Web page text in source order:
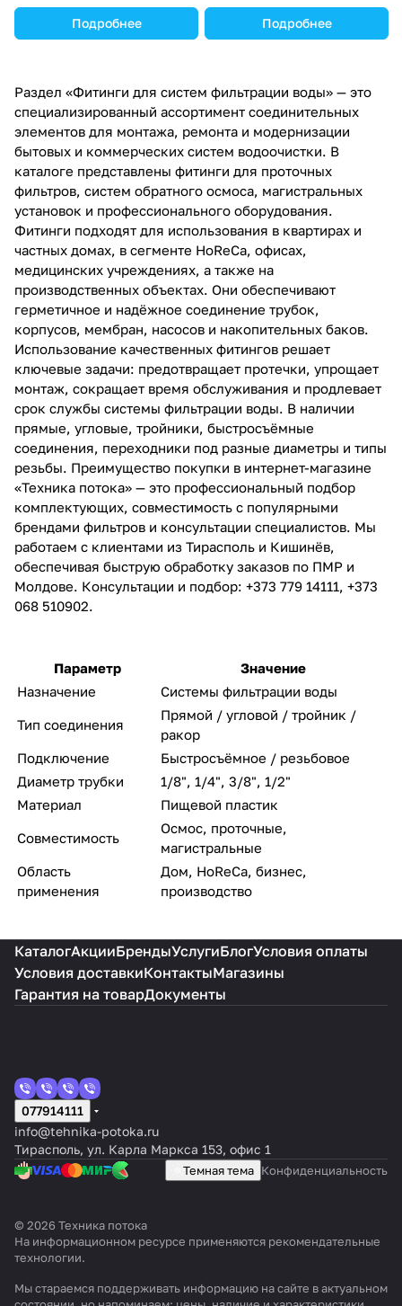
Подробнее Подробнее
Раздел «Фитинги для систем фильтрации воды» — это
специализированный ассортимент соединительных
элементов для монтажа, ремонта и модернизации
бытовых и коммерческих систем водоочистки. В
каталоге представлены фитинги для проточных
фильтров, систем обратного осмоса, магистральных
установок и профессионального оборудования.
Фитинги подходят для использования в квартирах и
частных домах, в сегменте HoReCa, офисах,
медицинских учреждениях, а также на
производственных объектах. Они обеспечивают
герметичное и надёжное соединение трубок,
корпусов, мембран, насосов и накопительных баков.
Использование качественных фитингов решает
ключевые задачи: предотвращает протечки, упрощает
монтаж, сокращает время обслуживания и продлевает
срок службы системы фильтрации воды. В наличии
прямые, угловые, тройники, быстросъёмные
соединения, переходники под разные диаметры и типы
резьбы. Преимущество покупки в интернет-магазине
«Техника потока» — это профессиональный подбор
комплектующих, совместимость с популярными
брендами фильтров и консультации специалистов. Мы
работаем с клиентами из Тирасполь и Кишинёв,
обеспечивая быструю обработку заказов по ПМР и
Молдове. Консультации и подбор: +373 779 14111, +373
068 510902.
Параметр
Значение
Назначение
Системы фильтрации воды
Тип соединения
Прямой / угловой / тройник /
ракор
Подключение
Быстросъёмное / резьбовое
Диаметр трубки
1/8", 1/4", 3/8", 1/2"
Материал
Пищевой пластик
Совместимость
Осмос, проточные,
магистральные
Область
применения
Дом, HoReCa, бизнес,
производство
КаталогАкцииБрендыУслугиБлогУсловия оплаты
Условия доставкиКонтактыМагазины
Гарантия на товарДокументы
077914111
info@tehnika-potoka.ru
Тирасполь, ул. Карла Маркса 153, офис 1
Темная тема Конфиденциальность
© 2026 Техника потока
На информационном ресурсе применяются рекомендательные
технологии.
Мы стараемся поддерживать информацию на сайте в актуальном